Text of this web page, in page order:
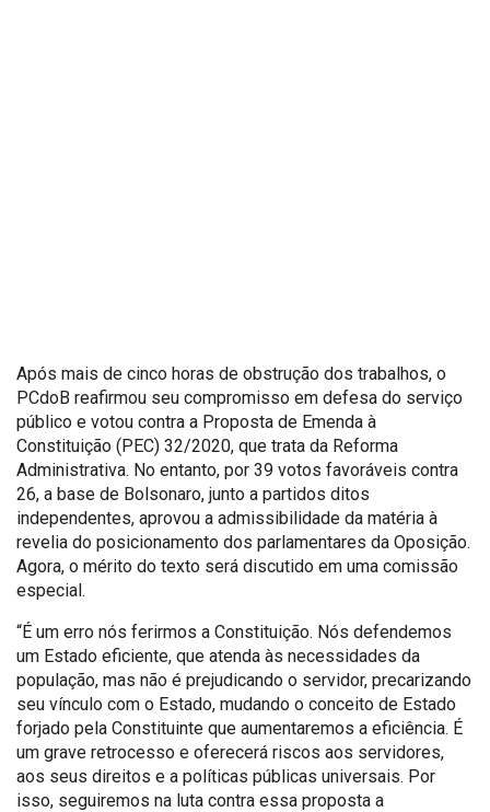
Após mais de cinco horas de obstrução dos trabalhos, o
PCdoB reafirmou seu compromisso em defesa do serviço
público e votou contra a Proposta de Emenda à
Constituição (PEC) 32/2020, que trata da Reforma
Administrativa. No entanto, por 39 votos favoráveis contra
26, a base de Bolsonaro, junto a partidos ditos
independentes, aprovou a admissibilidade da matéria à
revelia do posicionamento dos parlamentares da Oposição.
Agora, o mérito do texto será discutido em uma comissão
especial.
“É um erro nós ferirmos a Constituição. Nós defendemos
um Estado eficiente, que atenda às necessidades da
população, mas não é prejudicando o servidor, precarizando
seu vínculo com o Estado, mudando o conceito de Estado
forjado pela Constituinte que aumentaremos a eficiência. É
um grave retrocesso e oferecerá riscos aos servidores,
aos seus direitos e a políticas públicas universais. Por
isso, seguiremos na luta contra essa proposta a